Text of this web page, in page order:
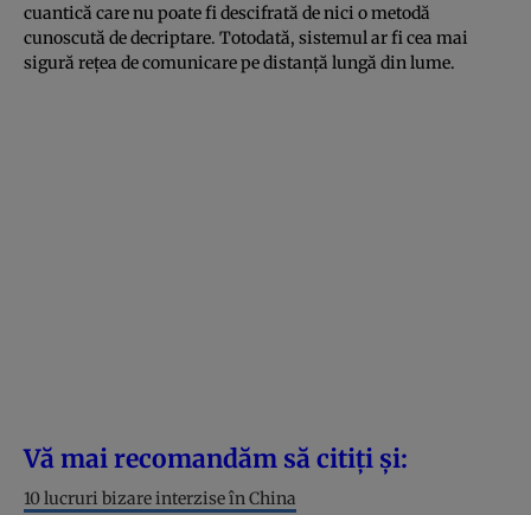
cuantică care nu poate fi descifrată de nici o metodă
cunoscută de decriptare. Totodată, sistemul ar fi cea mai
sigură rețea de comunicare pe distanță lungă din lume.
Vă mai recomandăm să citiți și:
10 lucruri bizare interzise în China